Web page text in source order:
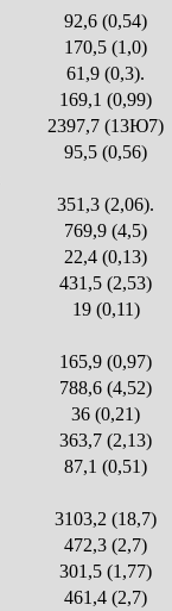
92,6 (0,54)
170,5 (1,0)
61,9 (0,3).
169,1 (0,99)
2397,7 (13Ю7)
95,5 (0,56)
351,3 (2,06).
769,9 (4,5)
22,4 (0,13)
431,5 (2,53)
19 (0,11)
165,9 (0,97)
788,6 (4,52)
36 (0,21)
363,7 (2,13)
87,1 (0,51)
3103,2 (18,7)
472,3 (2,7)
301,5 (1,77)
461,4 (2,7)